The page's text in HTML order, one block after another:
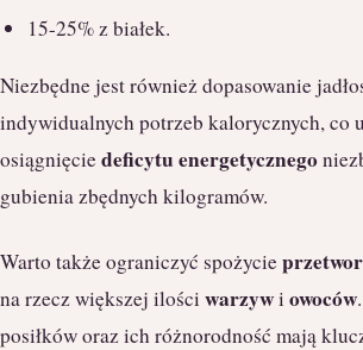
15-25% z białek.
Niezbędne jest również dopasowanie
indywidualnych potrzeb kalorycznych, co
osiągnięciedeficytu energetycznego
gubienia zbędnych kilogramów.
Warto także ograniczyć spożycie
na rzecz większej ilości warzywi owoców
posiłków oraz ich różnorodność mają